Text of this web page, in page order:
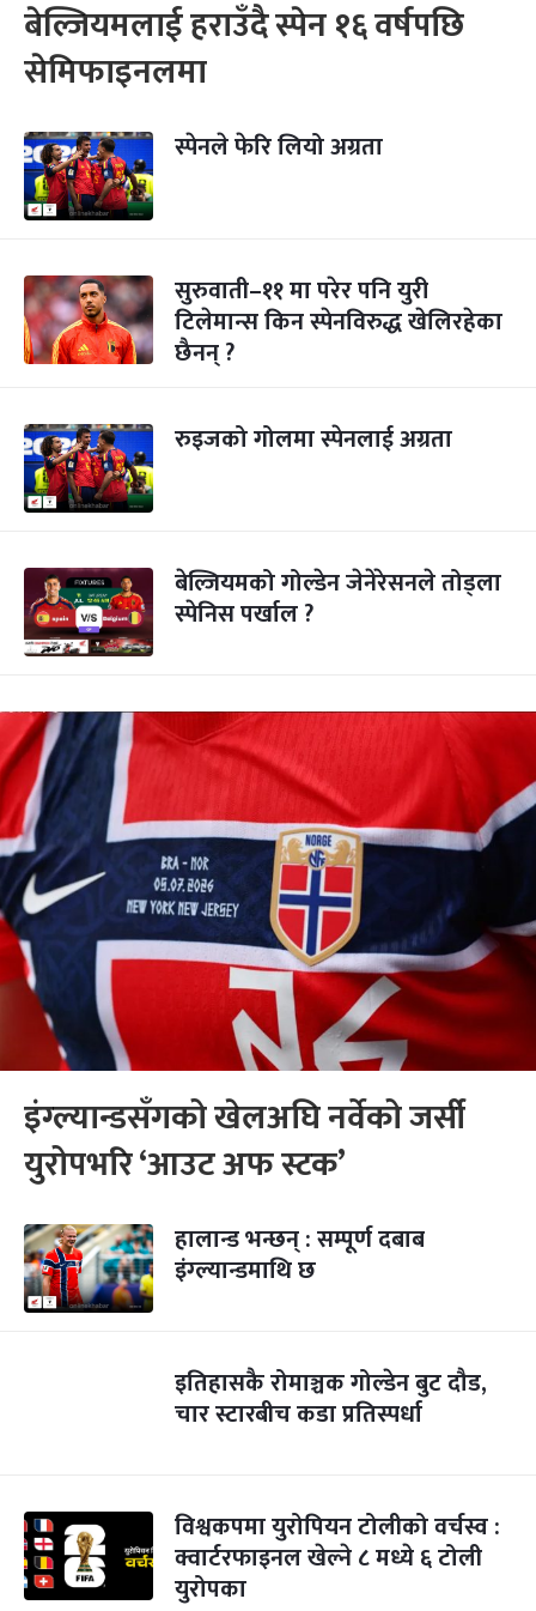
बेल्जियमलाई हराउँदै स्पेन १६ वर्षपछि
सेमिफाइनलमा
स्पेनले फेरि लियो अग्रता
सुरुवाती–११ मा परेर पनि युरी
टिलेमान्स किन स्पेनविरुद्ध खेलिरहेका
छैनन् ?
रुइजको गोलमा स्पेनलाई अग्रता
बेल्जियमको गोल्डेन जेनेरेसनले तोड्ला
स्पेनिस पर्खाल ?
इंग्ल्यान्डसँगको खेलअघि नर्वेको जर्सी
युरोपभरि ‘आउट अफ स्टक’
हालान्ड भन्छन् : सम्पूर्ण दबाब
इंग्ल्यान्डमाथि छ
इतिहासकै रोमाञ्चक गोल्डेन बुट दौड,
चार स्टारबीच कडा प्रतिस्पर्धा
विश्वकपमा युरोपियन टोलीको वर्चस्व :
क्वार्टरफाइनल खेल्ने ८ मध्ये ६ टोली
युरोपका